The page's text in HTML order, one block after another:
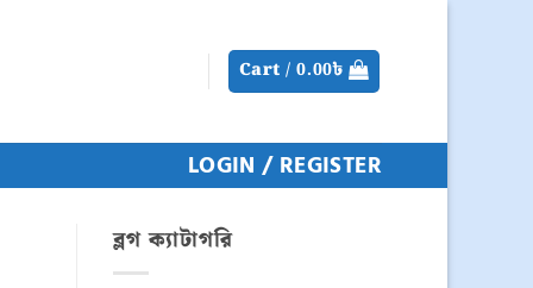
Cart / 0.00৳
LOGIN / REGISTER
ব্লগ ক্যাটাগরি